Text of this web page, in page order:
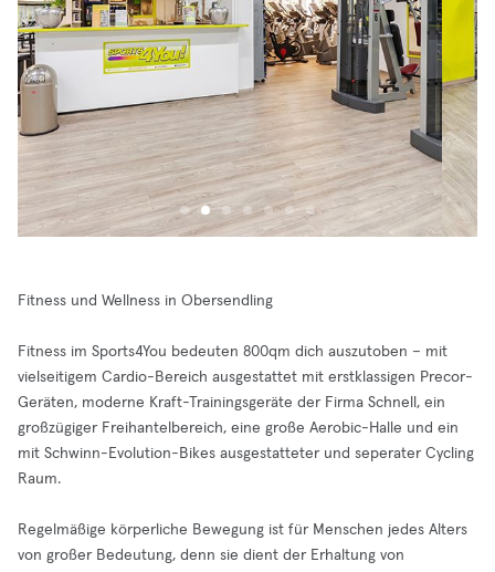
Fitness und Wellness in Obersendling
Fitness im Sports4You bedeuten 800qm dich auszutoben – mit
vielseitigem Cardio-Bereich ausgestattet mit erstklassigen Precor-
Geräten, moderne Kraft-Trainingsgeräte der Firma Schnell, ein
großzügiger Freihantelbereich, eine große Aerobic-Halle und ein
mit Schwinn-Evolution-Bikes ausgestatteter und seperater Cycling
Raum.
Regelmäßige körperliche Bewegung ist für Menschen jedes Alters
von großer Bedeutung, denn sie dient der Erhaltung von